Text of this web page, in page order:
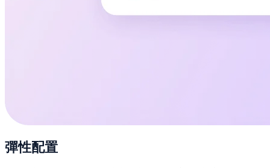
彈性配置